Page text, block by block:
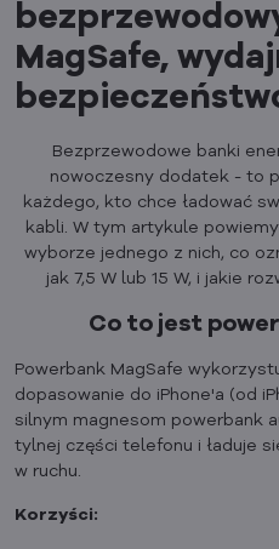
MagSafe,
Bezprzewodowe banki
nowoczesny dodatek - to
każdego, kto chce ładować
kabli. W tym artykule
wyborze jednego z nich, co
jak 7,5 W lub 15 W, i jakie
Co to jest
Powerbank MagSafe
dopasowanie do iPhone'a (od
silnym magnesom powerbank
tylnej części telefonu i ładuje
w ruchu.
Korzyści: